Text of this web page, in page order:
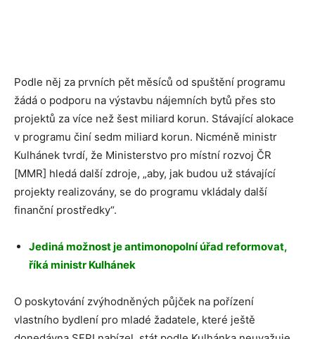
Podle něj za prvních pět měsíců od spuštění programu
žádá o podporu na výstavbu nájemních bytů přes sto
projektů za více než šest miliard korun. Stávající alokace
v programu činí sedm miliard korun. Nicméně ministr
Kulhánek tvrdí, že Ministerstvo pro místní rozvoj ČR
[MMR] hledá další zdroje, „aby, jak budou už stávající
projekty realizovány, se do programu vkládaly další
finanční prostředky“.
Jediná možnost je antimonopolní úřad reformovat,
říká ministr Kulhánek
O poskytování zvýhodněných půjček na pořízení
vlastního bydlení pro mladé žadatele, které ještě